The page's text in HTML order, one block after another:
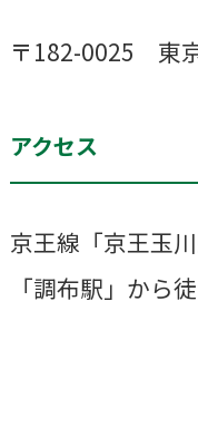
〒182-0025 東
アクセス
京王線「京王玉
「調布駅」から